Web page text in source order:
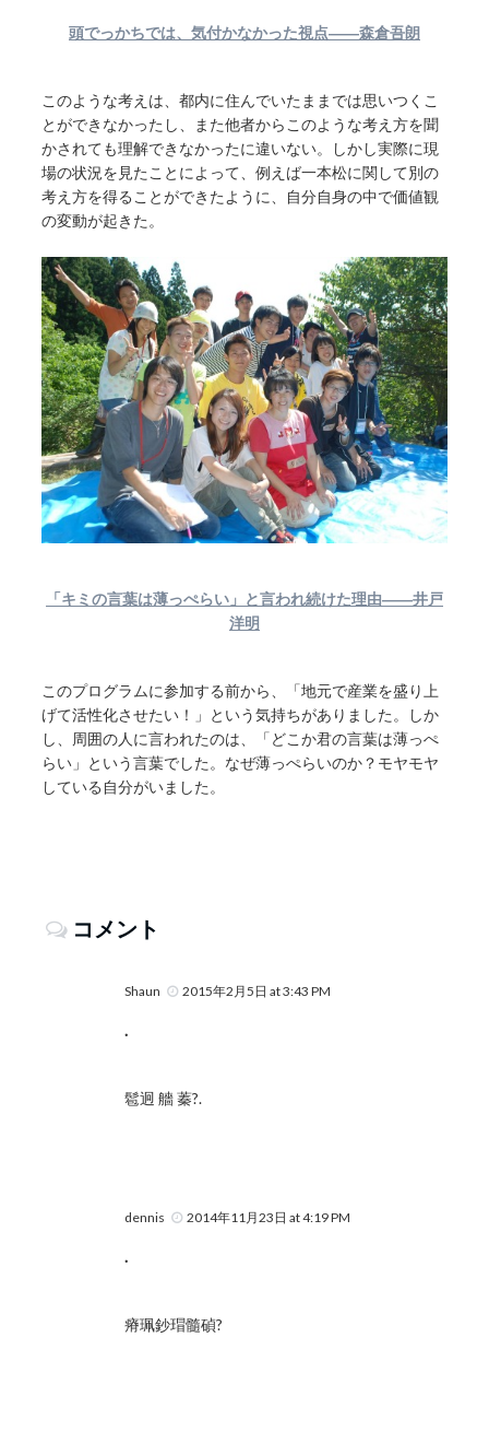
頭でっかちでは、気付かなかった視点――森倉吾朗
このような考えは、都内に住んでいたままでは思いつくこ
とができなかったし、また他者からこのような考え方を聞
かされても理解できなかったに違いない。しかし実際に現
場の状況を見たことによって、例えば一本松に関して別の
考え方を得ることができたように、自分自身の中で価値観
の変動が起きた。
「キミの言葉は薄っぺらい」と言われ続けた理由――井戸
洋明
このプログラムに参加する前から、「地元で産業を盛り上
げて活性化させたい！」という気持ちがありました。しか
し、周囲の人に言われたのは、「どこか君の言葉は薄っぺ
らい」という言葉でした。なぜ薄っぺらいのか？モヤモヤ
している自分がいました。
コメント
Shaun 2015年2月5日 at 3:43 PM
.
髱迥 艢 蓁?.
dennis 2014年11月23日 at 4:19 PM
.
瘠珮鈔瑁髓碵?